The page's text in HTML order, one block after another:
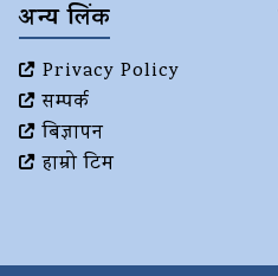
अन्य लिंक
Privacy Policy
सम्पर्क
बिज्ञापन
हाम्रो टिम